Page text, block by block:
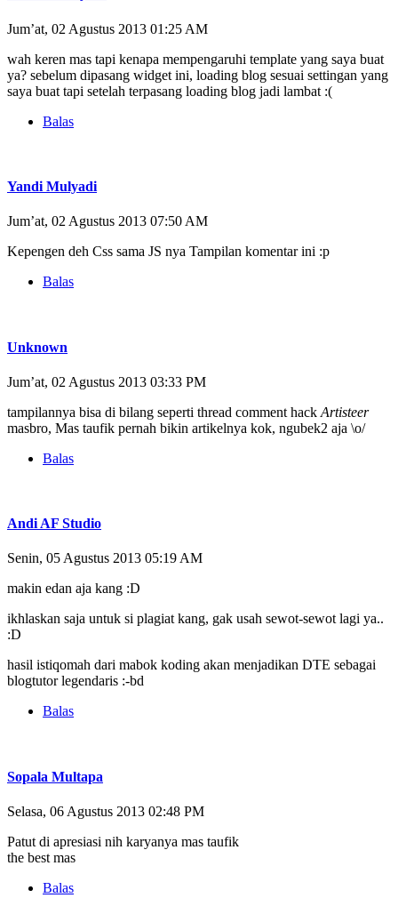
Jum’at, 02 Agustus 2013 01:25 AM
wah keren mas tapi kenapa mempengaruhi template yang saya buat
ya? sebelum dipasang widget ini, loading blog sesuai settingan yang
saya buat tapi setelah terpasang loading blog jadi lambat :(
Balas
Yandi Mulyadi
Jum’at, 02 Agustus 2013 07:50 AM
Kepengen deh Css sama JS nya Tampilan komentar ini :p
Balas
Unknown
Jum’at, 02 Agustus 2013 03:33 PM
tampilannya bisa di bilang seperti thread comment hack Artisteer
masbro, Mas taufik pernah bikin artikelnya kok, ngubek2 aja \o/
Balas
Andi AF Studio
Senin, 05 Agustus 2013 05:19 AM
makin edan aja kang :D
ikhlaskan saja untuk si plagiat kang, gak usah sewot-sewot lagi ya..
:D
hasil istiqomah dari mabok koding akan menjadikan DTE sebagai
blogtutor legendaris :-bd
Balas
Sopala Multapa
Selasa, 06 Agustus 2013 02:48 PM
Patut di apresiasi nih karyanya mas taufik
the best mas
Balas